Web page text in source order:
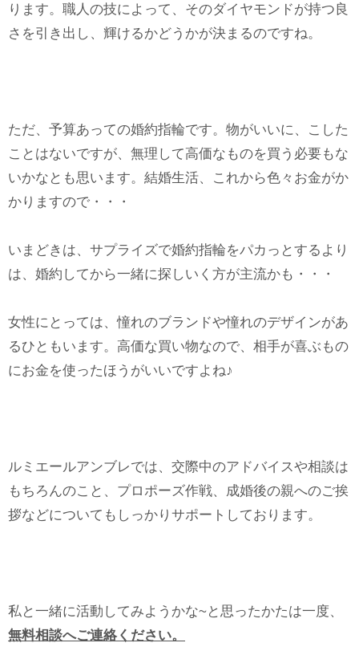
ります。職人の技によって、そのダイヤモンドが持つ良
さを引き出し、輝けるかどうかが決まるのですね。
ただ、予算あっての婚約指輪です。物がいいに、こした
ことはないですが、無理して高価なものを買う必要もな
いかなとも思います。結婚生活、これから色々お金がか
かりますので・・・
いまどきは、サプライズで婚約指輪をパカっとするより
は、婚約してから一緒に探しいく方が主流かも・・・
女性にとっては、憧れのブランドや憧れのデザインがあ
るひともいます。高価な買い物なので、相手が喜ぶもの
にお金を使ったほうがいいですよね♪
ルミエールアンブレでは、交際中のアドバイスや相談は
もちろんのこと、プロポーズ作戦、成婚後の親へのご挨
拶などについてもしっかりサポートしております。
私と一緒に活動してみようかな~と思ったかたは一度、
無料相談へご連絡ください。